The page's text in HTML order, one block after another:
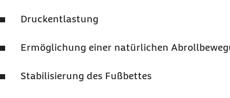
Druckentlastung
Ermöglichung einer natürlichen
Stabilisierung des Fußbettes